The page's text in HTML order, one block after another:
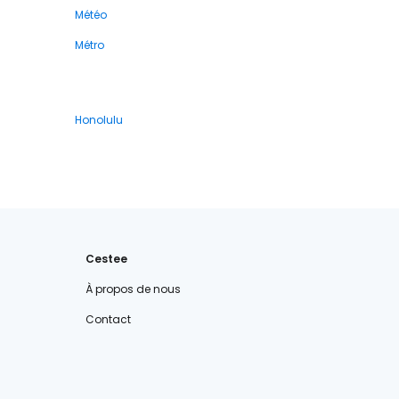
Météo
Métro
Honolulu
Cestee
À propos de nous
Contact